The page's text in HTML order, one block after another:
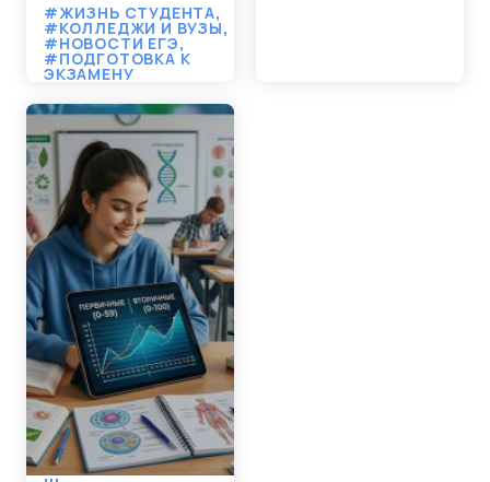
#ЖИЗНЬ СТУДЕНТА,
#КОЛЛЕДЖИ И ВУЗЫ,
#НОВОСТИ ЕГЭ,
#ПОДГОТОВКА К
ЭКЗАМЕНУ